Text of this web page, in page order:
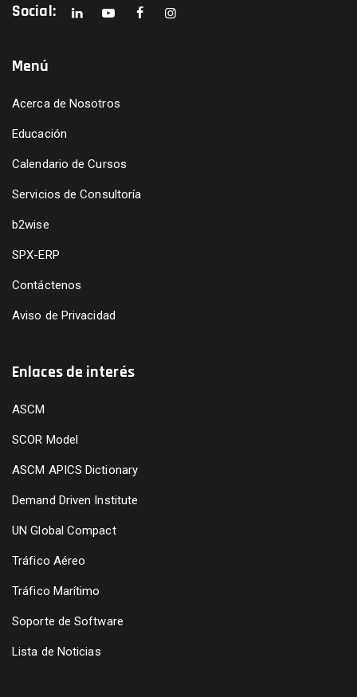
Social:
Menú
Acerca de Nosotros
Educación
Calendario de Cursos
Servicios de Consultoría
b2wise
SPX-ERP
Contáctenos
Aviso de Privacidad
Enlaces de interés
ASCM
SCOR Model
ASCM APICS Dictionary
Demand Driven Institute
UN Global Compact
Tráfico Aéreo
Tráfico Marítimo
Soporte de Software
Lista de Noticias